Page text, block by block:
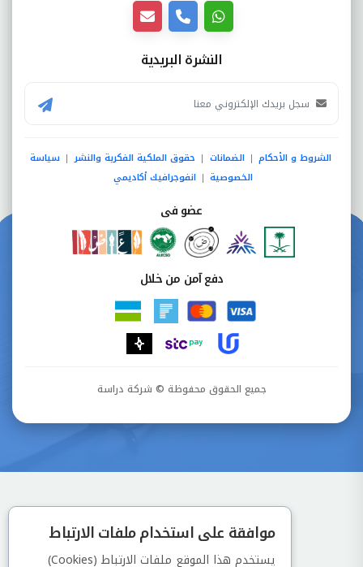
النشرة البريدية
الشروط و الأحكام | الضمانات | حقوق الملكية الفكرية والنشر | سياسة
الخصوصية | انفوجرافيك أكاديمي
عضو فى
دفع آمن من خلال
جميع الحقوق محفوظة © شركة دراسة
موافقة على استخدام ملفات الارتباط
يستخدم هذا الموقع ملفات الارتباط (Cookies)